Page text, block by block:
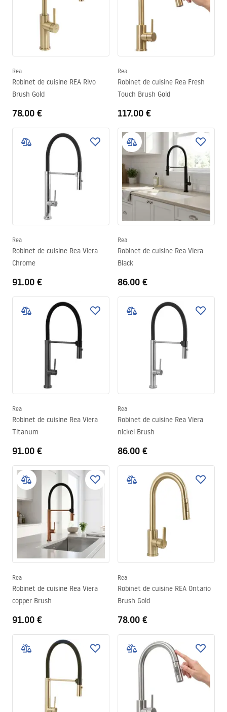
Rea
Robinet de cuisine REA Rivo
Brush Gold
78.00 €
Rea
Robinet de cuisine Rea Fresh
Touch Brush Gold
117.00 €
Rea
Robinet de cuisine Rea Viera
Chrome
91.00 €
Rea
Robinet de cuisine Rea Viera
Black
86.00 €
Rea
Robinet de cuisine Rea Viera
Titanum
91.00 €
Rea
Robinet de cuisine Rea Viera
nickel Brush
86.00 €
Rea
Robinet de cuisine Rea Viera
copper Brush
91.00 €
Rea
Robinet de cuisine REA Ontario
Brush Gold
78.00 €